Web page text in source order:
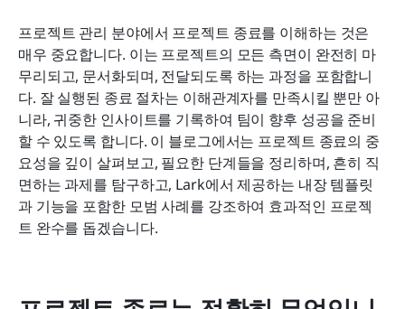
프로젝트 관리 분야에서 프로젝트 종료를 이해하는 것은
매우 중요합니다. 이는 프로젝트의 모든 측면이 완전히 마
무리되고, 문서화되며, 전달되도록 하는 과정을 포함합니
다. 잘 실행된 종료 절차는 이해관계자를 만족시킬 뿐만 아
니라, 귀중한 인사이트를 기록하여 팀이 향후 성공을 준비
할 수 있도록 합니다. 이 블로그에서는 프로젝트 종료의 중
요성을 깊이 살펴보고, 필요한 단계들을 정리하며, 흔히 직
면하는 과제를 탐구하고, Lark에서 제공하는 내장 템플릿
과 기능을 포함한 모범 사례를 강조하여 효과적인 프로젝
트 완수를 돕겠습니다.
관련 읽기